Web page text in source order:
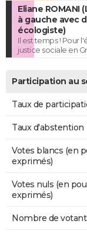
Eliane ROMANI
à gauche avec
écologiste)
Il est temps ! Pour
justice sociale en
Participation au
Taux de
Taux d'abstention
Votes blancs (en
exprimés)
Votes nuls (en
exprimés)
Nombre de